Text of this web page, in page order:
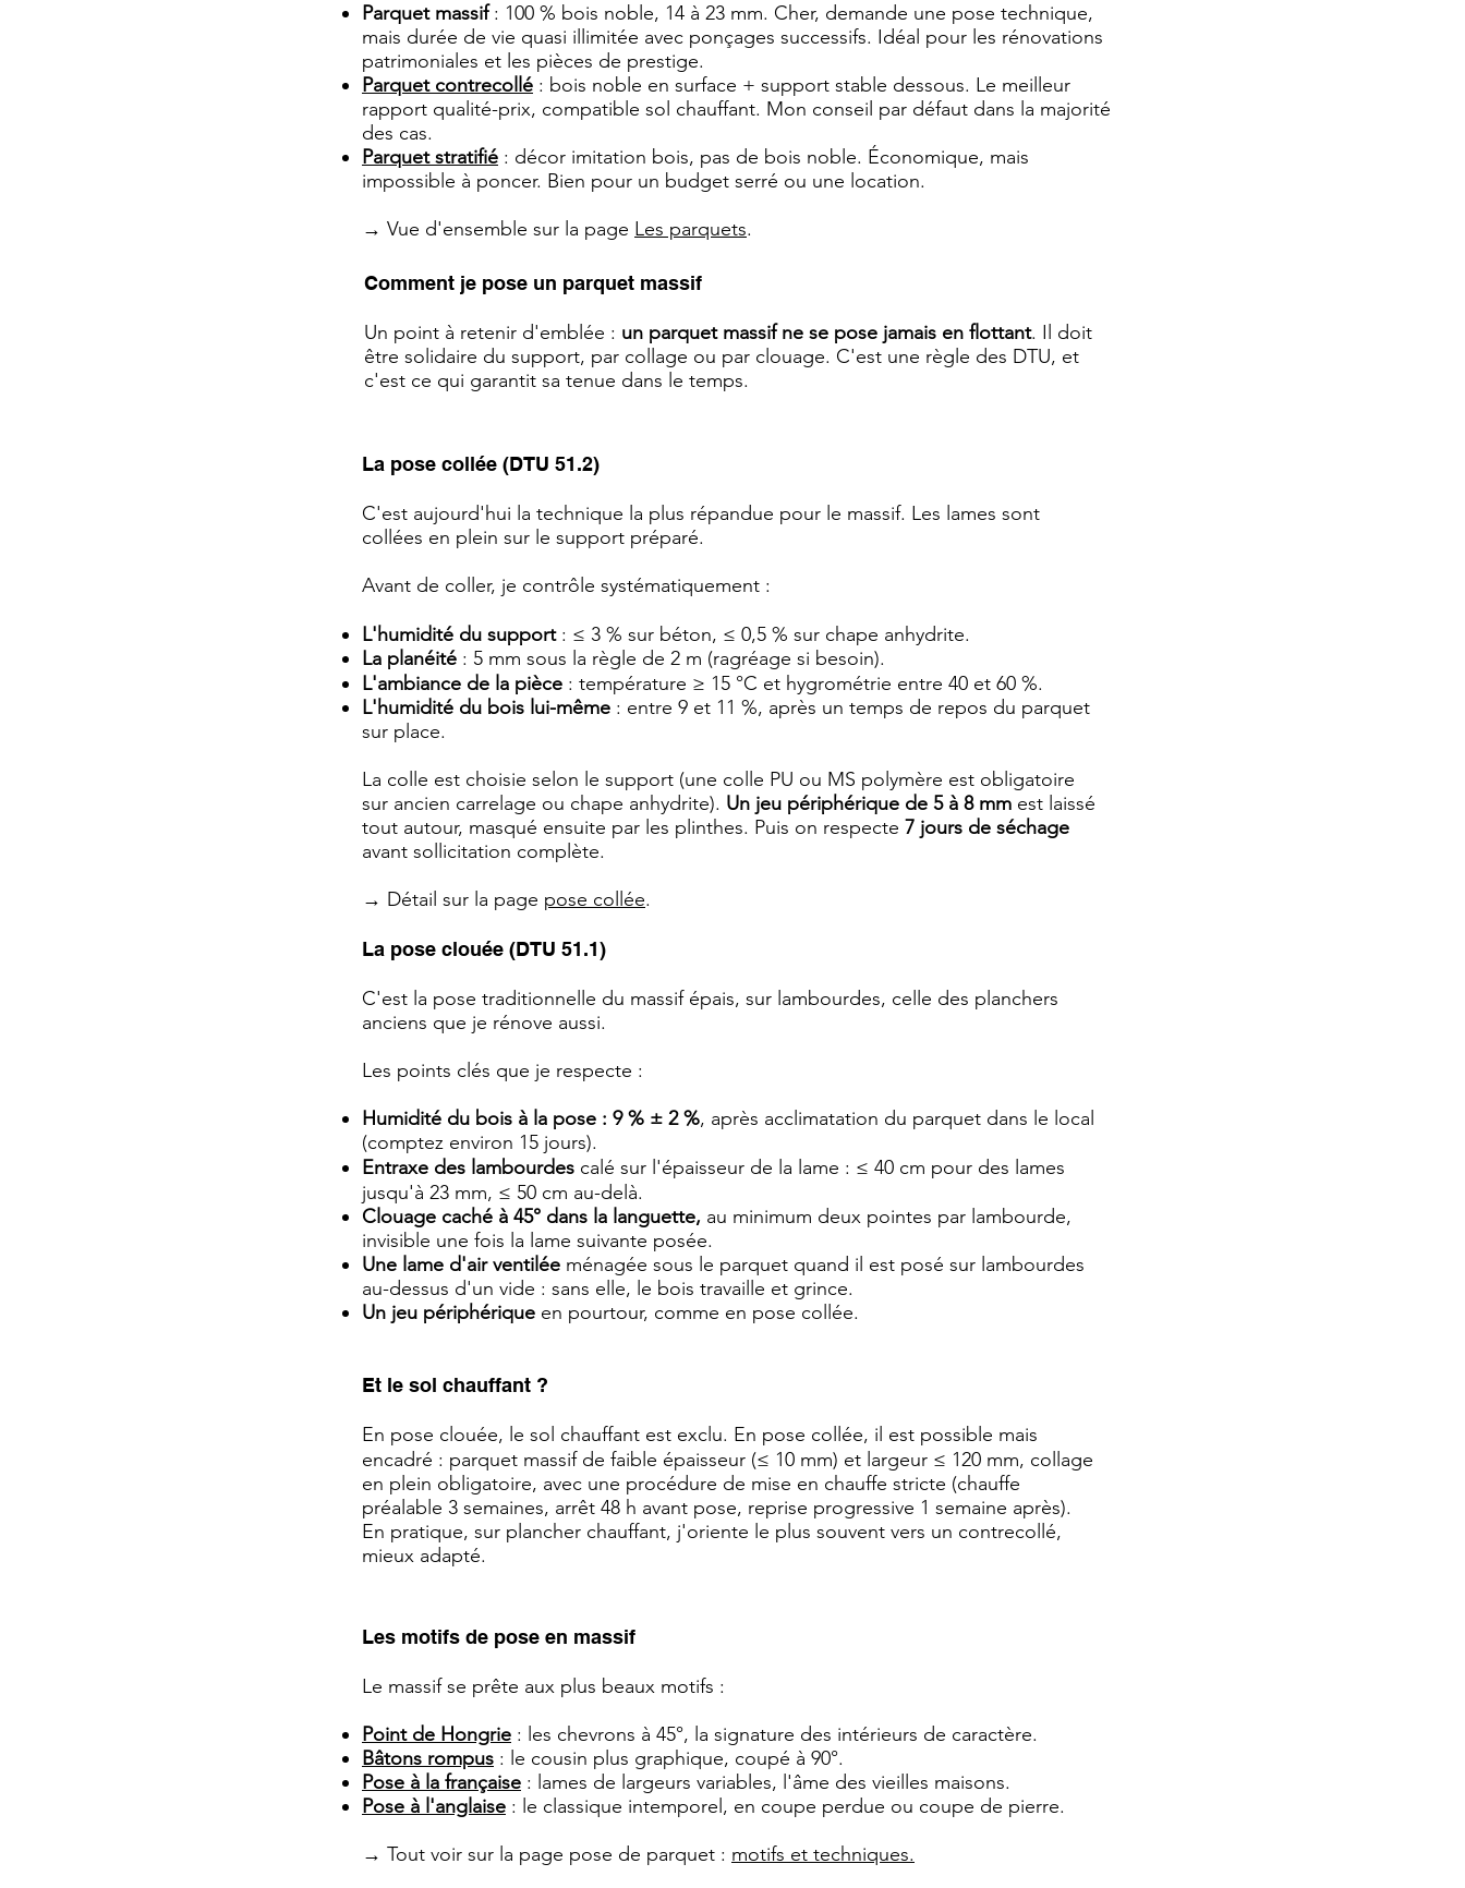
Parquet massif: 100 % bois noble, 14 à 23 mm. Cher, demande une pose technique,
mais durée de vie quasi illimitée avec ponçages successifs. Idéal pour les rénovations
patrimoniales et les pièces de prestige.
Parquet contrecollé : bois noble en surface + support stable dessous. Le meilleur
rapport qualité-prix, compatible sol chauffant. Mon conseil par défaut dans la majorité
des cas.
Parquet stratifié : décor imitation bois, pas de bois noble. Économique, mais
impossible à poncer. Bien pour un budget serré ou une location.
→ Vue d'ensemble sur la page Les parquets.
Comment je pose un parquet massif
Un point à retenir d'emblée : un parquet massif ne se pose jamais en flottant. Il doit
être solidaire du support, par collage ou par clouage. C'est une règle des DTU, et
c'est ce qui garantit sa tenue dans le temps.
La pose collée (DTU 51.2)
C'est aujourd'hui la technique la plus répandue pour le massif. Les lames sont
collées en plein sur le support préparé.
Avant de coller, je contrôle systématiquement :
L'humidité du support: ≤ 3 % sur béton, ≤ 0,5 % sur chape anhydrite.
La planéité : 5 mm sous la règle de 2 m (ragréage si besoin).
L'ambiance de la pièce : température ≥ 15 °C et hygrométrie entre 40 et 60 %.
L'humidité du bois lui-même : entre 9 et 11 %, après un temps de repos du parquet
sur place.
La colle est choisie selon le support (une colle PU ou MS polymère est obligatoire
sur ancien carrelage ou chape anhydrite). Un jeu périphérique de 5 à 8 mm est laissé
tout autour, masqué ensuite par les plinthes. Puis on respecte 7 jours de séchage
avant sollicitation complète.
→ Détail sur la page pose collée.
La pose clouée (DTU 51.1)
C'est la pose traditionnelle du massif épais, sur lambourdes, celle des planchers
anciens que je rénove aussi.
Les points clés que je respecte :
Humidité du bois à la pose : 9 % ± 2 %, après acclimatation du parquet dans le local
(comptez environ 15 jours).
Entraxe des lambourdes calé sur l'épaisseur de la lame : ≤ 40 cm pour des lames
jusqu'à 23 mm, ≤ 50 cm au-delà.
Clouage caché à 45° dans la languette, au minimum deux pointes par lambourde,
invisible une fois la lame suivante posée.
Une lame d'air ventilée ménagée sous le parquet quand il est posé sur lambourdes
au-dessus d'un vide : sans elle, le bois travaille et grince.
Un jeu périphérique en pourtour, comme en pose collée.
Et le sol chauffant ?
En pose clouée, le sol chauffant est exclu. En pose collée, il est possible mais
encadré : parquet massif de faible épaisseur (≤ 10 mm) et largeur ≤ 120 mm, collage
en plein obligatoire, avec une procédure de mise en chauffe stricte (chauffe
préalable 3 semaines, arrêt 48 h avant pose, reprise progressive 1 semaine après).
En pratique, sur plancher chauffant, j'oriente le plus souvent vers un contrecollé,
mieux adapté.
Les motifs de pose en massif
Le massif se prête aux plus beaux motifs :
Point de Hongrie : les chevrons à 45°, la signature des intérieurs de caractère.
Bâtons rompus : le cousin plus graphique, coupé à 90°.
Pose à la française : lames de largeurs variables, l'âme des vieilles maisons.
Pose à l'anglaise : le classique intemporel, en coupe perdue ou coupe de pierre.
→ Tout voir sur la page pose de parquet : motifs et techniques.